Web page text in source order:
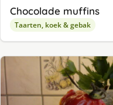
Chocolade muffins
Taarten, koek & gebak